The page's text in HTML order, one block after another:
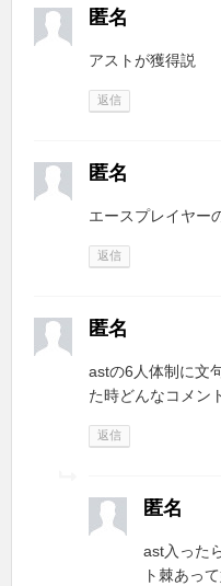
匿名
アストが獲得説
返信
匿名
エースプレイヤー
返信
匿名
astの6人体制に文
た時どんなコメン
返信
匿名
ast入った
ト棘あっ